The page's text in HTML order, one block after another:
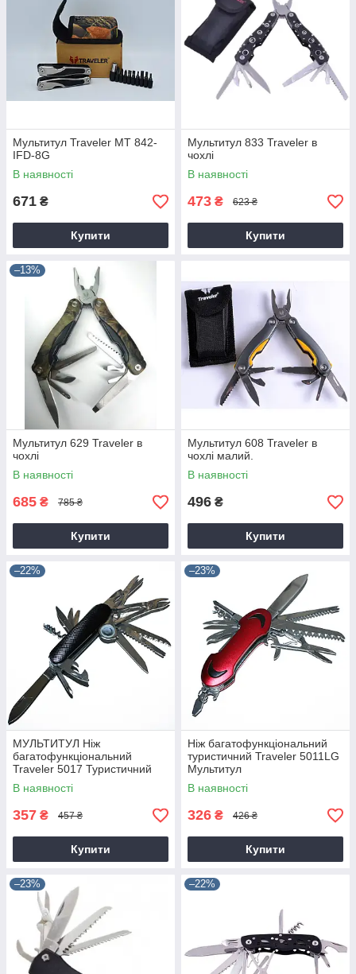
Мультитул Traveler MT 842-
IFD-8G
В наявності
671 ₴
Купити
Мультитул 833 Traveler в
чохлі
В наявності
473 ₴ 623 ₴
Купити
–13%
Мультитул 629 Traveler в
чохлі
В наявності
685 ₴ 785 ₴
Купити
Мультитул 608 Traveler в
чохлі малий.
В наявності
496 ₴
Купити
–22%
МУЛЬТИТУЛ Ніж
багатофункціональний
Traveler 5017 Туристичний
В наявності
357 ₴ 457 ₴
Купити
–23%
Ніж багатофункціональний
туристичний Traveler 5011LG
Мультитул
В наявності
326 ₴ 426 ₴
Купити
–23% –22%